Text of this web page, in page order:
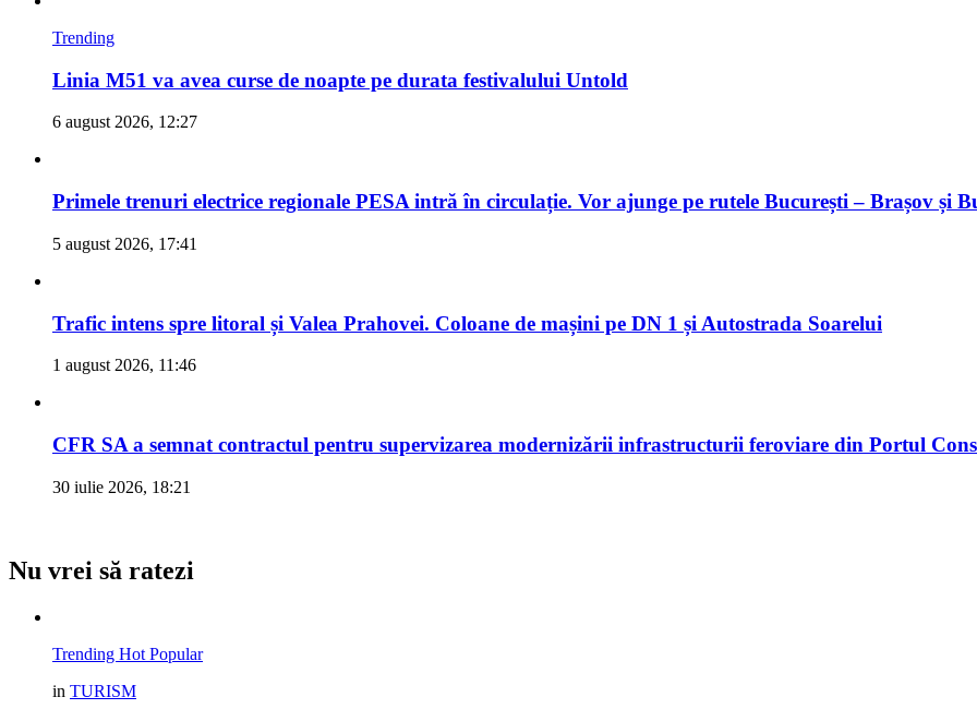
Trending
Linia M51 va avea curse de noapte pe durata festivalului Untold
6 august 2026, 12:27
Primele trenuri electrice regionale PESA intră în circulație. Vor ajunge pe rutele București – Brașov și
5 august 2026, 17:41
Trafic intens spre litoral și Valea Prahovei. Coloane de mașini pe DN 1 și Autostrada Soarelui
1 august 2026, 11:46
CFR SA a semnat contractul pentru supervizarea modernizării infrastructurii feroviare din Portul
30 iulie 2026, 18:21
Nu vrei să ratezi
Trending Hot Popular
in TURISM